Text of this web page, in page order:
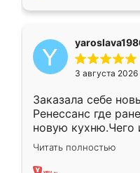
3 августа 2026
Заказала себе
Ренессанс где
новую кухню.Чего
вполне довольна.
два года,
Читать полностью